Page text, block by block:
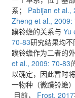
系；
Pabijan et al.,
Zheng et al., 2009:
蹼铃蟾的关系与 Yu
70-83研究结果均
蹼铃蟾作为二者的
et al., 2009: 70-83
以确定，因此暂时
一物种（微蹼铃蟾
目前，
Frost, 2017